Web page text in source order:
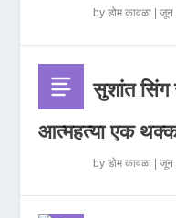
byडोम कावळा |जून
सुशांत सिंग
आत्महत्या एक
byडोम कावळा |जून